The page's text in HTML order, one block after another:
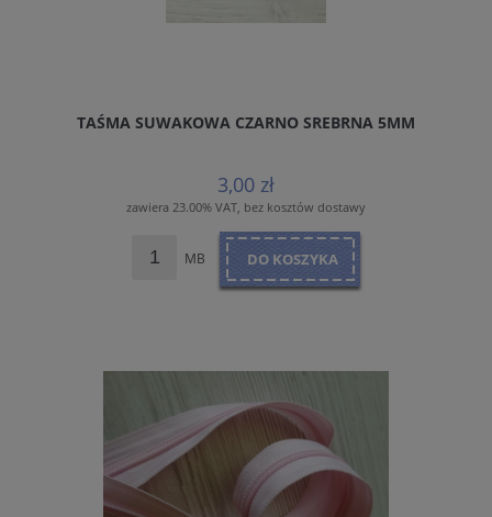
TAŚMA SUWAKOWA CZARNO SREBRNA 5MM
3,00 zł
zawiera 23.00% VAT, bez kosztów dostawy
MB DO KOSZYKA